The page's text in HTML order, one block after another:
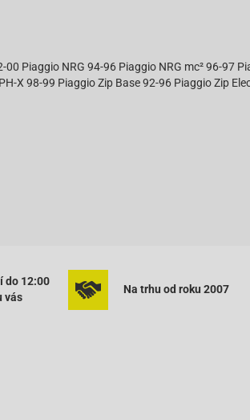
Piaggio NRG 94-96 Piaggio NRG mc² 96-97
X 98-99 Piaggio Zip Base 92-96 Piaggio Zip
do 12:00
vás
Na trhu od roku 2007